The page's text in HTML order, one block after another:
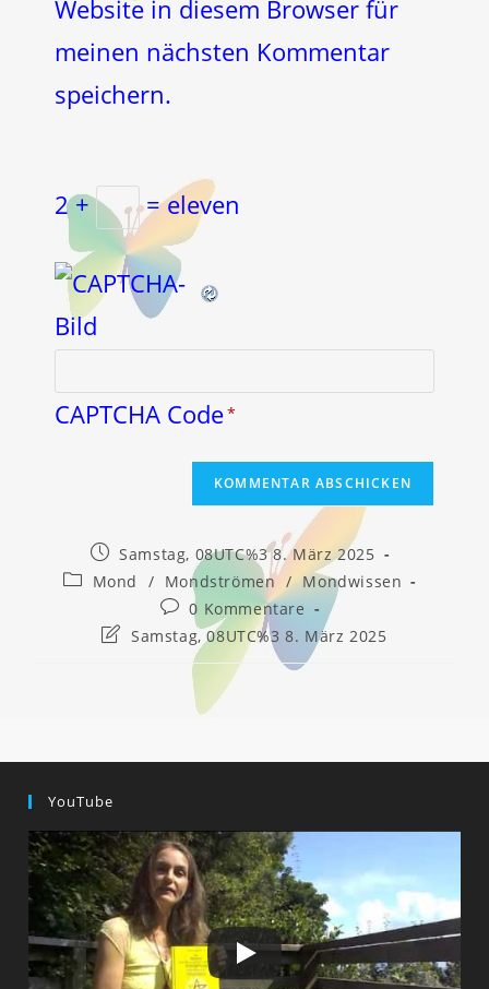
Website in diesem Browser für
meinen nächsten Kommentar
speichern.
2 + = eleven
CAPTCHA Code*
Beitrag
veröffentlicht:
Samstag, 08UTC%3 8. März 2025
Beitrags-
Mond / Mondströmen / Mondwissen
Beitrags-
Kommentare:
0 Kommentare
BeitragSamstag, 08UTC%3 8. März 2025
YouTube